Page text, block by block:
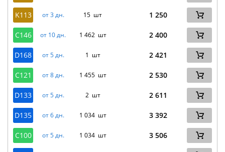
K113 от 3 дн. 15 шт 1 250
C146 от 10 дн. 1 462 шт 2 400
D168 от 5 дн. 1 шт 2 421
C121 от 8 дн. 1 455 шт 2 530
D133 от 5 дн. 2 шт 2 611
D135 от 6 дн. 1 034 шт 3 392
C100 от 5 дн. 1 034 шт 3 506